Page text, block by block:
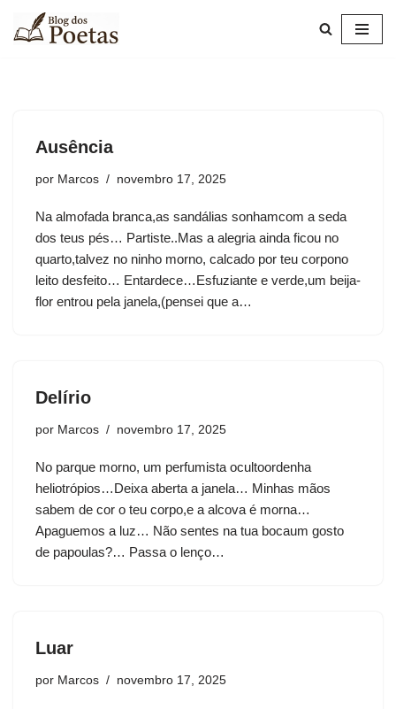
Pular
Ausência
por Marcos novembro 17, 2025
Na almofada branca,as sandálias sonhamcom a seda
dos teus pés… Partiste..Mas a alegria ainda ficou no
quarto,talvez no ninho morno, calcado por teu corpono
leito desfeito… Entardece…Esfuziante e verde,um beija-
flor entrou pela janela,(pensei que a…
Delírio
por Marcos novembro 17, 2025
No parque morno, um perfumista ocultoordenha
heliotrópios…Deixa aberta a janela… Minhas mãos
sabem de cor o teu corpo,e a alcova é morna…
Apaguemos a luz… Não sentes na tua bocaum gosto
de papoulas?… Passa o lenço…
Luar
por Marcos novembro 17, 2025